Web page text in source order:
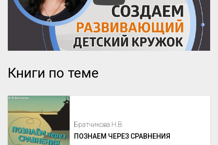
Книги по теме
Братчикова Н.В.
ПОЗНАЕМ ЧЕРЕЗ СРАВНЕНИЯ